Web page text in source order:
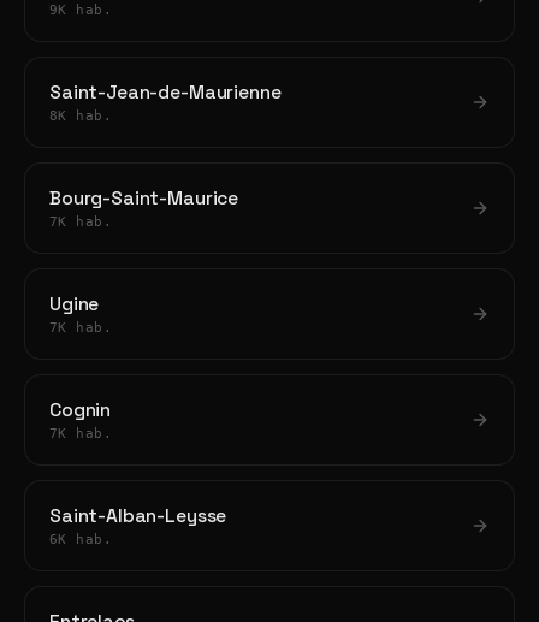
9K hab.
Saint-Jean-de-Maurienne
8K hab.
Bourg-Saint-Maurice
7K hab.
Ugine
7K hab.
Cognin
7K hab.
Saint-Alban-Leysse
6K hab.